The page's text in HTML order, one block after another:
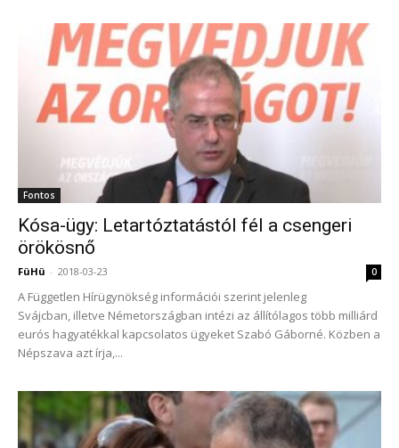
Fontos
Kósa-ügy: Letartóztatástól fél a csengeri
örökösnő
FüHü - 2018-03-23 0
A Független Hírügynökség információi szerint jelenleg
Svájcban, illetve Németországban intézi az állítólagos több milliárd
eurós hagyatékkal kapcsolatos ügyeket Szabó Gáborné. Közben a
Népszava azt írja,...